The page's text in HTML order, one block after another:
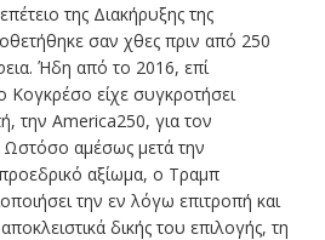
της Διακήρυξης της
σαν χθες πριν από 250
Ήδη από το 2016, επί
Κογκρέσο είχε συγκροτήσει
την America250, για τον
αμέσως μετά την
αξίωμα, ο Τραμπ
την εν λόγω επιτροπή και
δικής του επιλογής, τη